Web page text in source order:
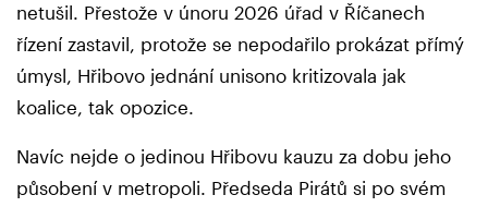
netušil. Přestože v únoru 2026 úřad v Říčanech
řízení zastavil, protože se nepodařilo prokázat přímý
úmysl, Hřibovo jednání unisono kritizovala jak
koalice, tak opozice.
Navíc nejde o jedinou Hřibovu kauzu za dobu jeho
působení v metropoli. Předseda Pirátů si po svém